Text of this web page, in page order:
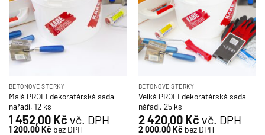
BETONOVÉ STĚRKY
Malá PROFI dekoratérská sada
nářadí, 12 ks
1 452,00 Kč vč. DPH
1 200,00Kč bez DPH
BETONOVÉ STĚRKY
Velká PROFI dekoratérská sada
nářadí, 25 ks
2 420,00 Kč vč. DPH
2 000,00Kč bez DPH